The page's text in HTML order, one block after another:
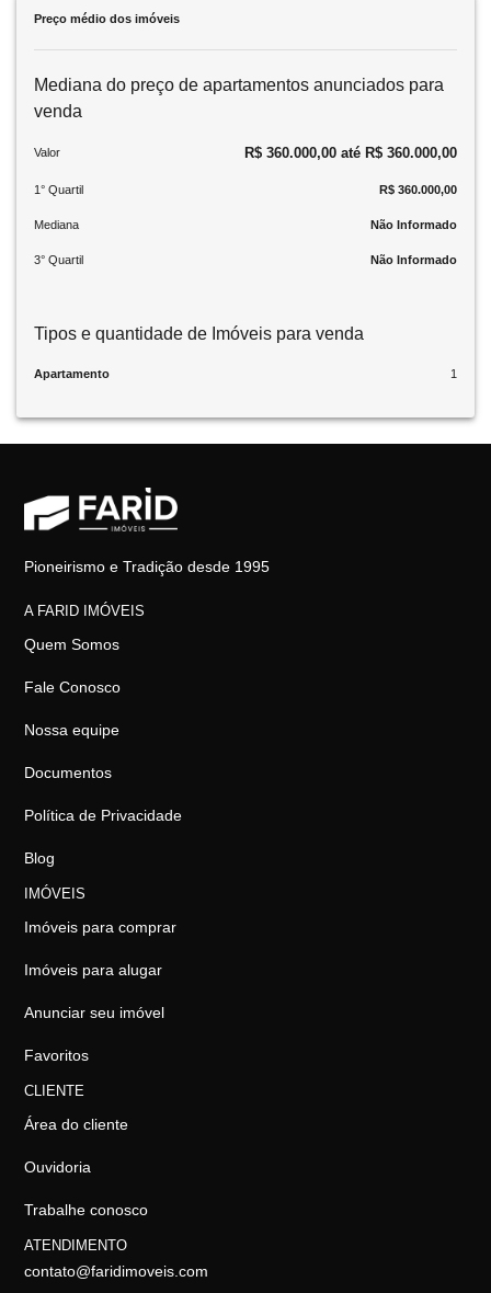
Preço médio dos imóveis
Mediana do preço de apartamentos anunciados para
venda
Valor R$ 360.000,00 até R$ 360.000,00
1° Quartil R$ 360.000,00
Mediana Não Informado
3° Quartil Não Informado
Tipos e quantidade de Imóveis para venda
Apartamento 1
Pioneirismo e Tradição desde 1995
A FARID IMÓVEIS
Quem Somos
Fale Conosco
Nossa equipe
Documentos
Política de Privacidade
Blog
IMÓVEIS
Imóveis para comprar
Imóveis para alugar
Anunciar seu imóvel
Favoritos
CLIENTE
Área do cliente
Ouvidoria
Trabalhe conosco
ATENDIMENTO
contato@faridimoveis.com